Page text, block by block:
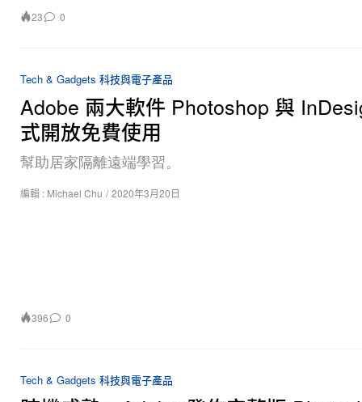
23 0
Tech & Gadgets 科技與電子產品
Adobe 兩大軟件 Photoshop 與
式開放免費使用
幫助居家隔離遠端學習。
編輯 : Michael Chu / 2020年3月20日
396 0
Tech & Gadgets 科技與電子產品